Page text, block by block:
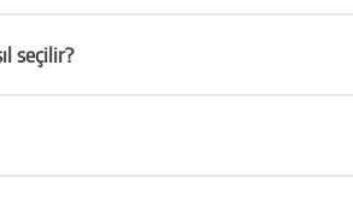
seçilir?